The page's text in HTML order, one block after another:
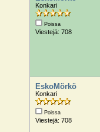
Konkari
Poissa
Viestejä: 708
EskoMörkö
Konkari
Poissa
Viestejä: 708